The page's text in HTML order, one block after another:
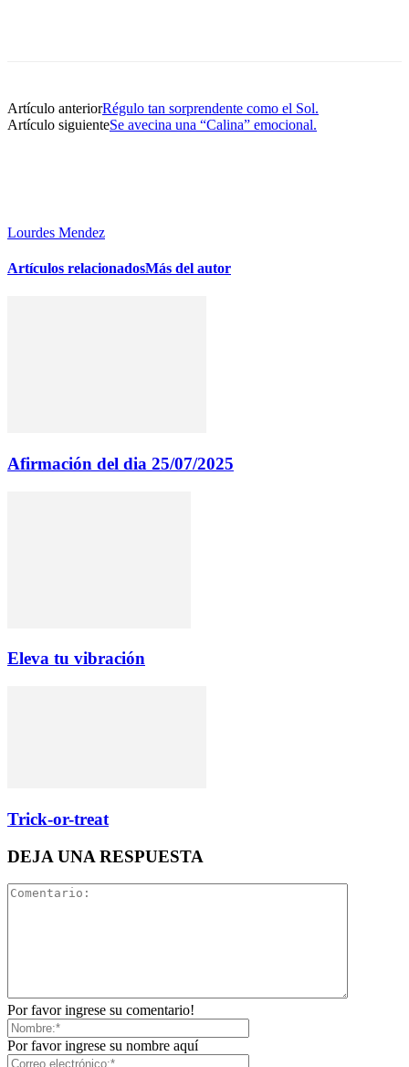
Artículo anteriorRégulo tan sorprendente como el Sol.
Artículo siguienteSe avecina una “Calina” emocional.
Lourdes Mendez
Artículos relacionadosMás del autor
Afirmación del dia 25/07/2025
Eleva tu vibración
Trick-or-treat
DEJA UNA RESPUESTA
Por favor ingrese su comentario!
Por favor ingrese su nombre aquí